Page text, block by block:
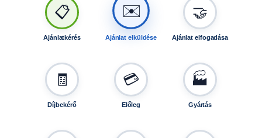
📋
Ajánlatkérés
✉️
Ajánlat elküldése
🤝
Ajánlat elfogadása
🧾
Díjbekérő
💳
Előleg
🏭
Gyártás